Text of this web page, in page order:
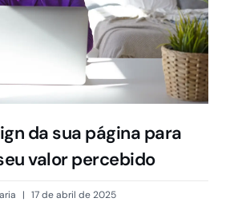
da sua página para
valor percebido
17 de abril de 2025